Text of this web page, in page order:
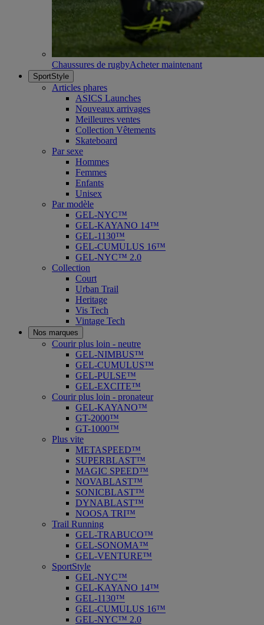
Chaussures de rugbyAcheter maintenant
SportStyle
Articles phares
ASICS Launches
Nouveaux arrivages
Meilleures ventes
Collection Vêtements
Skateboard
Par sexe
Hommes
Femmes
Enfants
Unisex
Par modèle
GEL-NYC™
GEL-KAYANO 14™
GEL-1130™
GEL-CUMULUS 16™
GEL-NYC™ 2.0
Collection
Court
Urban Trail
Heritage
Vis Tech
Vintage Tech
Nos marques
Courir plus loin - neutre
GEL-NIMBUS™
GEL-CUMULUS™
GEL-PULSE™
GEL-EXCITE™
Courir plus loin - pronateur
GEL-KAYANO™
GT-2000™
GT-1000™
Plus vite
METASPEED™
SUPERBLAST™
MAGIC SPEED™
NOVABLAST™
SONICBLAST™
DYNABLAST™
NOOSA TRI™
Trail Running
GEL-TRABUCO™
GEL-SONOMA™
GEL-VENTURE™
SportStyle
GEL-NYC™
GEL-KAYANO 14™
GEL-1130™
GEL-CUMULUS 16™
GEL-NYC™ 2.0